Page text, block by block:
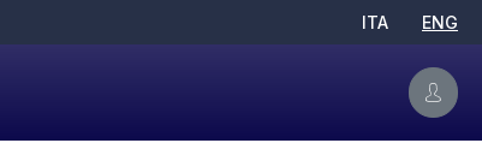
ITA ENG